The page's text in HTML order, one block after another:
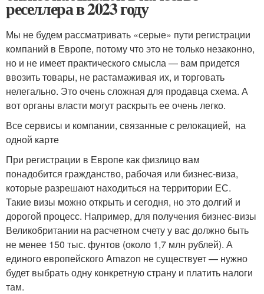
реселлера в 2023 году
Мы не будем рассматривать «серые» пути регистрации
компаний в Европе, потому что это не только незаконно,
но и не имеет практического смысла — вам придется
ввозить товары, не растамаживая их, и торговать
нелегально. Это очень сложная для продавца схема. А
вот органы власти могут раскрыть ее очень легко.
Все сервисы и компании, связанные с релокацией, на
одной карте
При регистрации в Европе как физлицо вам
понадобится гражданство, рабочая или бизнес-виза,
которые разрешают находиться на территории ЕС.
Такие визы можно открыть и сегодня, но это долгий и
дорогой процесс. Например, для получения бизнес-визы
Великобритании на расчетном счету у вас должно быть
не менее 150 тыс. фунтов (около 1,7 млн рублей). А
единого европейского Amazon не существует — нужно
будет выбрать одну конкретную страну и платить налоги
там.